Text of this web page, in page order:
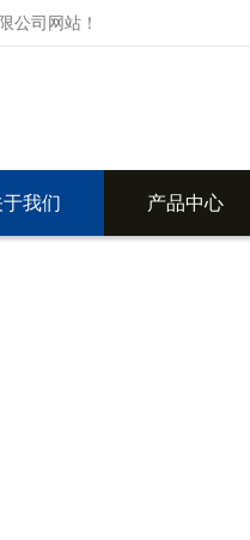
公司网站！
于我们 产品中心